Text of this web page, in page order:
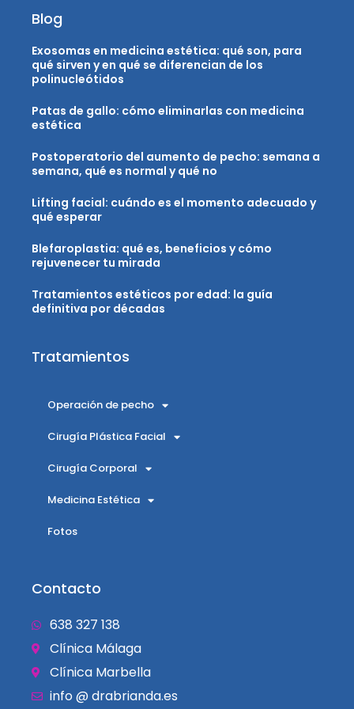
Blog
Exosomas en medicina estética: qué son, para
qué sirven y en qué se diferencian de los
polinucleótidos
Patas de gallo: cómo eliminarlas con medicina
estética
Postoperatorio del aumento de pecho: semana a
semana, qué es normal y qué no
Lifting facial: cuándo es el momento adecuado y
qué esperar
Blefaroplastia: qué es, beneficios y cómo
rejuvenecer tu mirada
Tratamientos estéticos por edad: la guía
definitiva por décadas
Tratamientos
Operación de pecho
Cirugía Plástica Facial
Cirugía Corporal
Medicina Estética
Fotos
Contacto
638 327 138
Clínica Málaga
Clínica Marbella
info @ drabrianda.es